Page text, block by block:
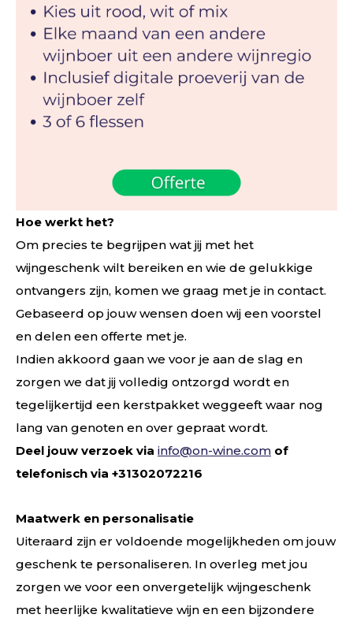
Hoe werkt het?
Om precies te begrijpen wat jij met het
wijngeschenk wilt bereiken en wie de gelukkige
ontvangers zijn, komen we graag met je in contact.
Gebaseerd op jouw wensen doen wij een voorstel
en delen een offerte met je.
Indien akkoord gaan we voor je aan de slag en
zorgen we dat jij volledig ontzorgd wordt en
tegelijkertijd een kerstpakket weggeeft waar nog
lang van genoten en over gepraat wordt.
Deel jouw verzoek via info@on-wine.com of
telefonisch via +31302072216
Maatwerk en personalisatie
Uiteraard zijn er voldoende mogelijkheden om jouw
geschenk te personaliseren. In overleg met jou
zorgen we voor een onvergetelijk wijngeschenk
met heerlijke kwalitatieve wijn en een bijzondere